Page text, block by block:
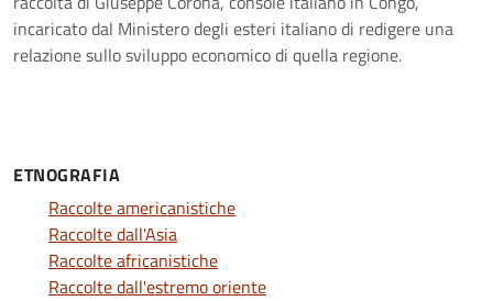
incaricato dal Ministero degli esteri italiano di redigere una
relazione sullo sviluppo economico di quella regione.
ETNOGRAFIA
Raccolte americanistiche
Raccolte dall'Asia
Raccolte africanistiche
Raccolte dall'estremo oriente